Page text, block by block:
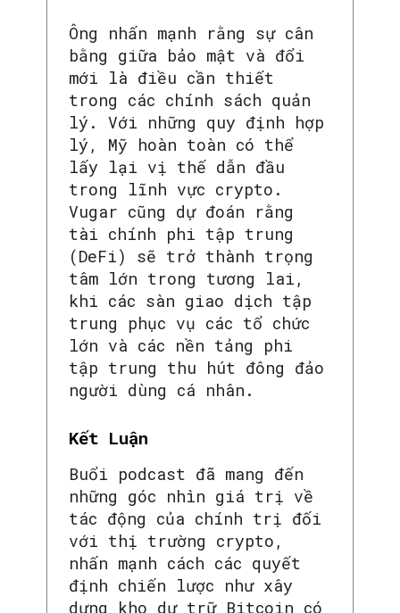
SEARCH...
Ông nhấn mạnh rằng sự cân
bằng giữa bảo mật và đổi
mới là điều cần thiết
trong các chính sách quản
lý. Với những quy định hợp
lý, Mỹ hoàn toàn có thể
lấy lại vị thế dẫn đầu
trong lĩnh vực crypto.
Vugar cũng dự đoán rằng
tài chính phi tập trung
(DeFi) sẽ trở thành trọng
tâm lớn trong tương lai,
khi các sàn giao dịch tập
trung phục vụ các tổ chức
lớn và các nền tảng phi
tập trung thu hút đông đảo
người dùng cá nhân.
Kết Luận
Buổi podcast đã mang đến
những góc nhìn giá trị về
tác động của chính trị đối
với thị trường crypto,
nhấn mạnh cách các quyết
định chiến lược như xây
dựng kho dự trữ Bitcoin có